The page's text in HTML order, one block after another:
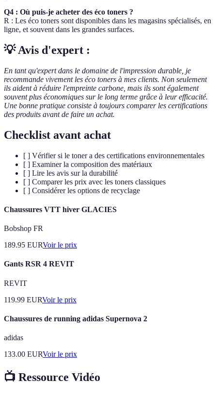
Q4 : Où puis-je acheter des éco toners ?
R : Les éco toners sont disponibles dans les magasins spécialisés, en
ligne, et souvent dans les grandes surfaces.
💡 Avis d'expert :
En tant qu'expert dans le domaine de l'impression durable, je
recommande vivement les éco toners à mes clients. Non seulement
ils aident à réduire l'empreinte carbone, mais ils sont également
souvent plus économiques sur le long terme grâce à leur efficacité.
Une bonne pratique consiste à toujours comparer les certifications
des produits avant de faire un achat.
Checklist avant achat
[ ] Vérifier si le toner a des certifications environnementales
[ ] Examiner la composition des matériaux
[ ] Lire les avis sur la durabilité
[ ] Comparer les prix avec les toners classiques
[ ] Considérer les options de recyclage
Chaussures VTT hiver GLACIES
Bobshop FR
189.95 EURVoir le prix
Gants RSR 4 REVIT
REVIT
119.99 EURVoir le prix
Chaussures de running adidas Supernova 2
adidas
133.00 EURVoir le prix
📺 Ressource Vidéo